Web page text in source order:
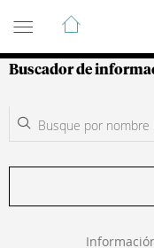
Guía de
Buscador de